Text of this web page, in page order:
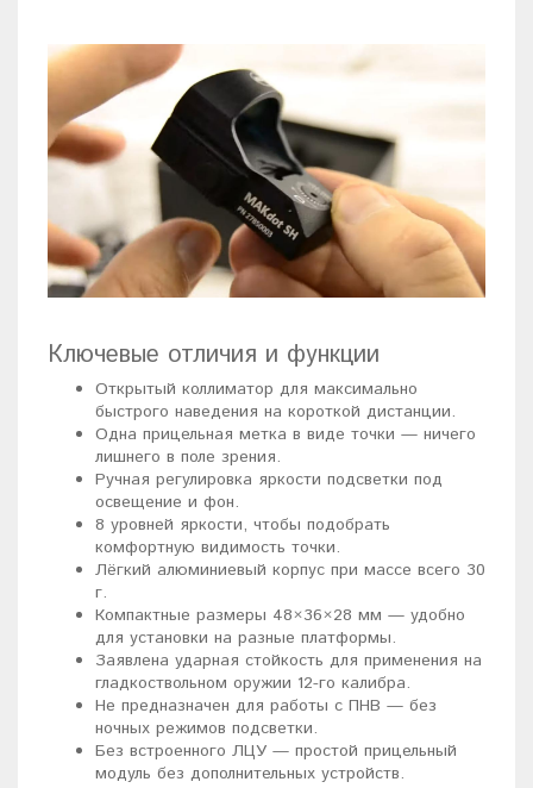
Ключевые отличия и функции
Открытый коллиматор для максимально
быстрого наведения на короткой дистанции.
Одна прицельная метка в виде точки — ничего
лишнего в поле зрения.
Ручная регулировка яркости подсветки под
освещение и фон.
8 уровней яркости, чтобы подобрать
комфортную видимость точки.
Лёгкий алюминиевый корпус при массе всего 30
г.
Компактные размеры 48×36×28 мм — удобно
для установки на разные платформы.
Заявлена ударная стойкость для применения на
гладкоствольном оружии 12-го калибра.
Не предназначен для работы с ПНВ — без
ночных режимов подсветки.
Без встроенного ЛЦУ — простой прицельный
модуль без дополнительных устройств.